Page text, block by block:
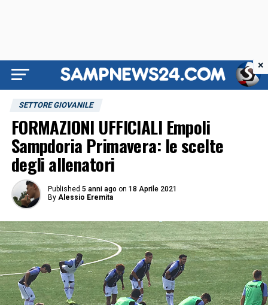
SETTORE GIOVANILE
FORMAZIONI UFFICIALI Empoli
Sampdoria Primavera: le scelte
degli allenatori
Published 5 anni ago on 18 Aprile 2021
By Alessio Eremita
×